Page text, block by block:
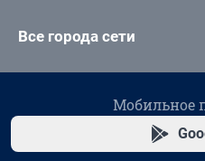
Все города сети
Мобильное